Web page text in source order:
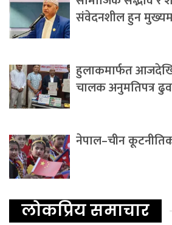
संवेदनशील हुन
हुलाकमार्फत
चालक अनुमतिपत्र
नेपाल–चीन
लोकप्रिय समाचार